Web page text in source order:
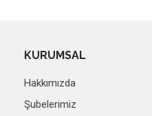
KURUMSAL
Hakkımızda
Şubelerimiz